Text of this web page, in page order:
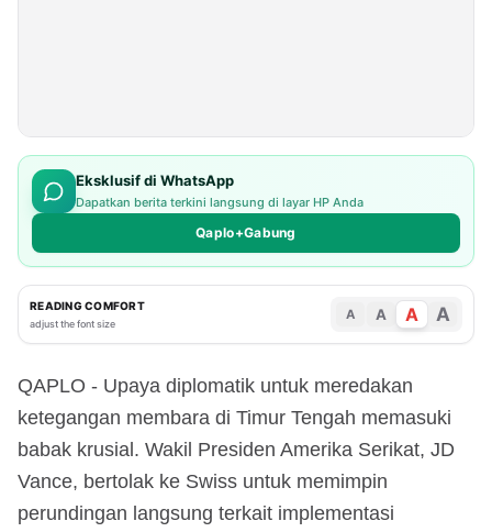
Eksklusif di WhatsApp
Dapatkan berita terkini langsung di layar HP Anda
Qaplo+Gabung
READING COMFORT
adjust the font size
A A A A
QAPLO - Upaya diplomatik untuk meredakan
ketegangan membara di Timur Tengah memasuki
babak krusial. Wakil Presiden Amerika Serikat, JD
Vance, bertolak ke Swiss untuk memimpin
perundingan langsung terkait implementasi